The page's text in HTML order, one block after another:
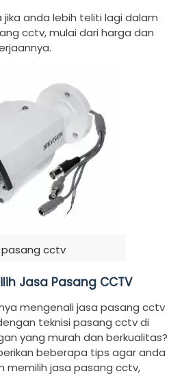
jika anda lebih teliti lagi dalam
cctv, mulai dari harga dan
cctv
Jasa Pasang CCTV
mengenali jasa pasang cctv
teknisi pasang cctv di
yang murah dan berkualitas?
beberapa tips agar anda
memilih jasa pasang cctv,